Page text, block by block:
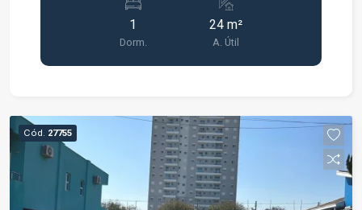
bairro Jardim Altos de Santana, em Jacareí, o
imóvel oferece um ambiente funcional, ideal para
quem mora sozinho ou para casais.
Características do imóvel: 01 quarto; 01 banheiro;
Situada em um bairro com fácil acesso aos
principais comércios, serviços e vias da cidade,
proporcionando mais praticidade para a rotina.
Entre em contato para mais informações e
agende sua visita.
1
Dorm.
24 m²
A. Útil
Cód. 27755